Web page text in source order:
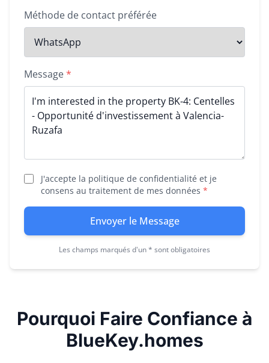
Méthode de contact préférée
Message*
J'accepte la politique de confidentialité et je
consens au traitement de mes données *
Envoyer le Message
Les champs marqués d'un * sont obligatoires
Pourquoi Faire Confiance à
BlueKey.homes